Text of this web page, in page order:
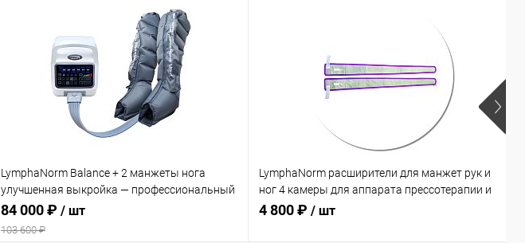
LymphaNorm Balance + 2 манжеты нога
улучшенная выкройка — профессиональный
аппарат для прессотерапии и
лимфодренажа для салона красоты
84 000 ₽ / шт
103 600 ₽
LymphaNorm расширители для манжет рук и
ног 4 камеры для аппарата прессотерапии и
лимфодренажа
4 800 ₽ / шт